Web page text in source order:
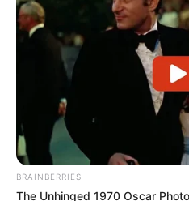
BRAINBERRIES
The Unhinged 1970 Oscar